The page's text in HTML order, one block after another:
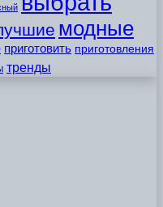
модные
приготовить приготовления
тренды